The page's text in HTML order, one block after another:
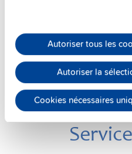
Autoriser tous les
Autoriser la
Cookies nécessaires